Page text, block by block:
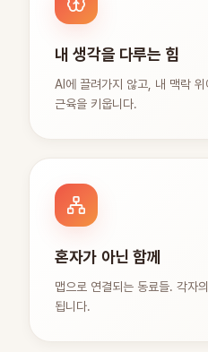
내 생각을 다루는 힘
AI에 끌려가지 않고, 내 맥락
근육을 키웁니다.
혼자가 아닌 함께
맵으로 연결되는 동료들. 각자
됩니다.